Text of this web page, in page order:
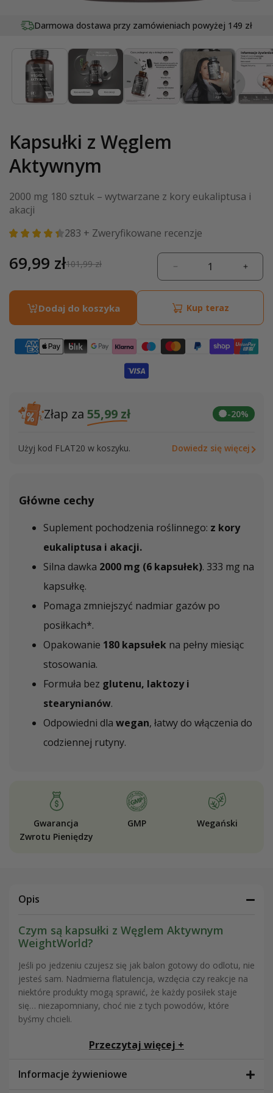
multimedia
modalnym
Darmowa dostawa przy zamówieniach powyżej 149 zł
20lat tradycji w dziedzinie wellness
Kapsułki z Węglem
Aktywnym
2000 mg 180 sztuk – wytwarzane z kory eukaliptusa i
akacji
283 + Zweryfikowane recenzje
Cena
promocyjna
69,99 zł
Cena
regularna
101,99 zł
Zmniejsz
ilość
Kapsułki
z
Węglem
Aktywnym
ilość
z
Dodaj do koszyka Kup teraz
Złap za 55,99 zł -20%
Użyj kod FLAT20 w koszyku. Dowiedz się więcej
Główne cechy
Suplement pochodzenia roślinnego: z kory
eukaliptusa i akacji.
Silna dawka 2000 mg (6 kapsułek). 333 mg na
kapsułkę.
Pomaga zmniejszyć nadmiar gazów po
posiłkach*.
Opakowanie 180 kapsułek na pełny miesiąc
stosowania.
Formuła bez glutenu, laktozy i
stearynianów.
Odpowiedni dla wegan, łatwy do włączenia do
codziennej rutyny.
Gwarancja
Zwrotu Pieniędzy
GMP Wegański
Opis
Czym są kapsułki z Węglem Aktywnym
WeightWorld?
Jeśli po jedzeniu czujesz się jak balon gotowy do odlotu, nie
jesteś sam. Nadmierna flatulencja, wzdęcia czy reakcje na
niektóre produkty mogą sprawić, że każdy posiłek staje
się… niezapomniany, choć nie z tych powodów, które
byśmy chcieli.
Na te dni, kiedy brzuch robi się kapryśny, aktywny węgiel
roślinny może być wsparciem, którego potrzebujesz. Nasz
suplement wytwarzany jest z kory eukaliptusa i akacji —
dwóch naturalnych składników, które po specjalnym
Przeczytaj więcej +
Informacje żywieniowe